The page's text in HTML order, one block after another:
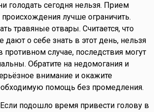
голодать сегодня нельзя. Прием
лучше ограничить.
травяные отвары. Считается, что
дают о себе знать в этот день, нельзя
противном случае, последствия могут
Обратите на недомогания и
внимание и окажите
помощь без промедления.
подошло время привести голову в